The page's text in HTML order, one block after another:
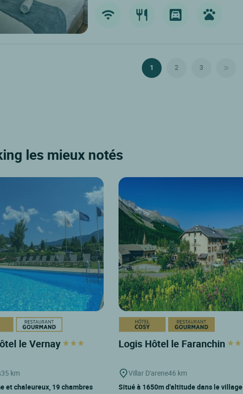
1 2 3
les mieux notés
le Vernay
35 km
et chaleureux, 19 chambres
Logis Hôtel le Faranchin
Villar D'arene46 km
Situé à 1650m d'altitude dans le village